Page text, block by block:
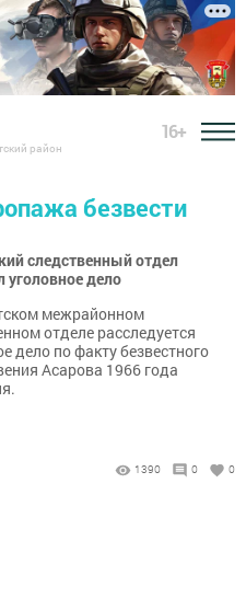
район
16+
безвести
следственный отдел
уголовное дело
межрайонном
отделе расследуется
дело по факту безвестного
Асарова 1966 года
1390 0 0